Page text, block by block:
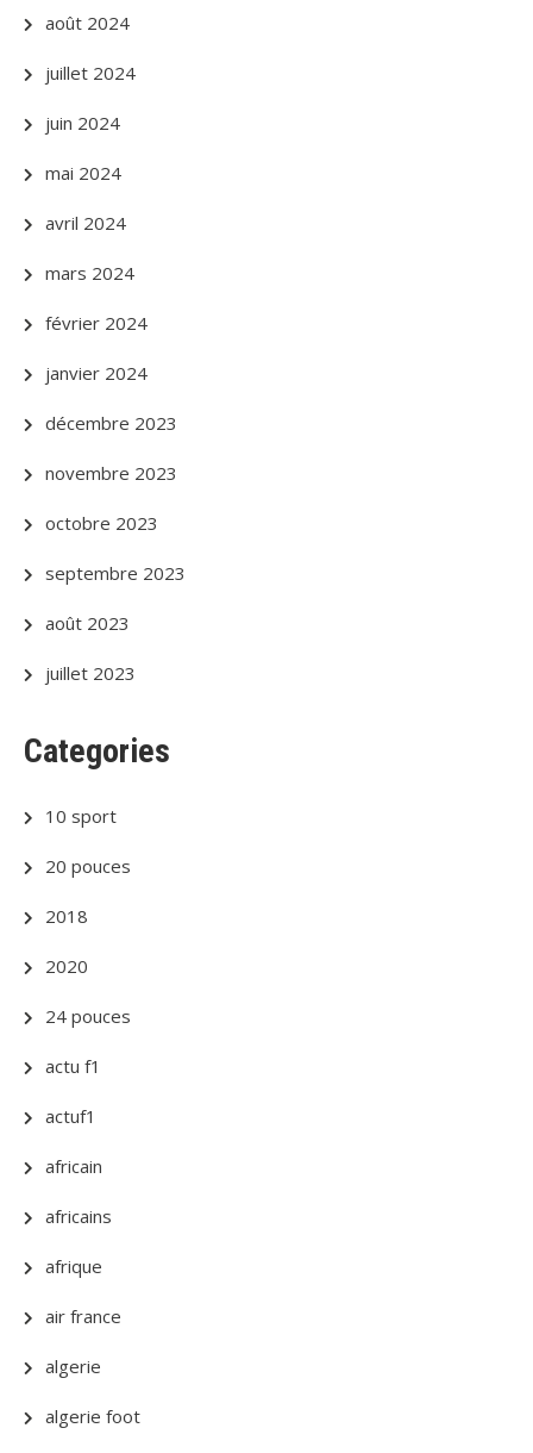
août 2024
juillet 2024
juin 2024
mai 2024
avril 2024
mars 2024
février 2024
janvier 2024
décembre 2023
novembre 2023
octobre 2023
septembre 2023
août 2023
juillet 2023
Categories
10 sport
20 pouces
2018
2020
24 pouces
actu f1
actuf1
africain
africains
afrique
air france
algerie
algerie foot